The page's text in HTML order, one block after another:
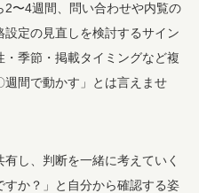
〜4週間、問い合わせや内覧の
定の見直しを検討するサイン
季節・掲載タイミングなど複
間で動かす」とは言えませ
し、判断を一緒に考えていく
か？」と自分から確認する姿